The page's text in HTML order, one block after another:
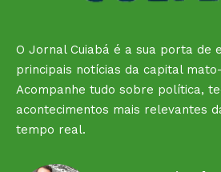
O Jornal Cuiabá é a sua porta de
principais notícias da capital
Acompanhe tudo sobre política,
acontecimentos mais relevantes
tempo real.